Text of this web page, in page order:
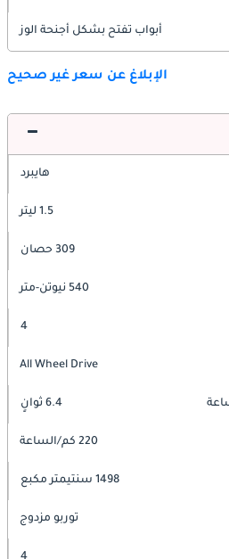
أبواب تفتح بشكل أجنحة الوز
الإبلاغ عن سعر غير صحيح
هايبرد
1.5 ليتر
309 حصان
540 نيوتن-متر
4
All Wheel Drive
6.4 ثوانٍ
220 كم/الساعة
1498 سنتيمتر مكبع
توربو مزدوج